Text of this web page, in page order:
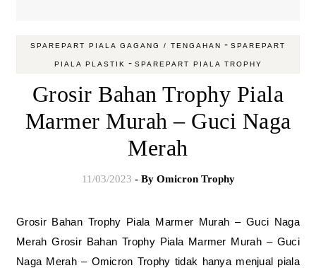
SPAREPART PIALA GAGANG / TENGAHAN - SPAREPART
PIALA PLASTIK - SPAREPART PIALA TROPHY
Grosir Bahan Trophy Piala
Marmer Murah – Guci Naga
Merah
11/03/2023 - By Omicron Trophy
Grosir Bahan Trophy Piala Marmer Murah – Guci Naga
Merah Grosir Bahan Trophy Piala Marmer Murah – Guci
Naga Merah – Omicron Trophy tidak hanya menjual piala